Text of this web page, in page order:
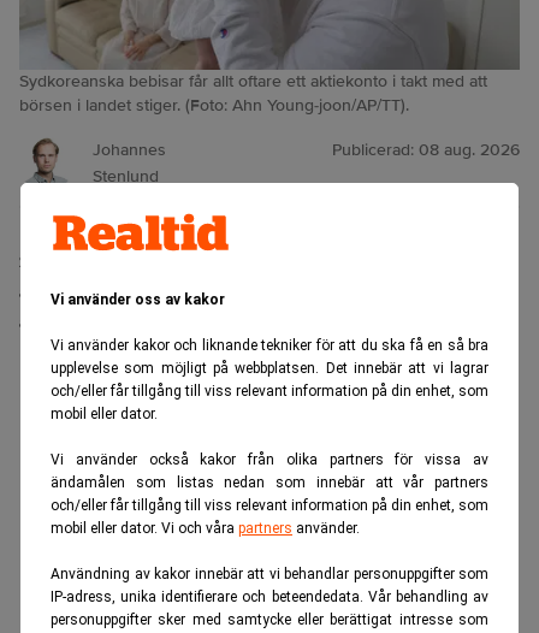
Vi använder oss av kakor
Vi använder kakor och liknande tekniker för att du ska få en så bra
upplevelse som möjligt på webbplatsen. Det innebär att vi lagrar
och/eller får tillgång till viss relevant information på din enhet, som
mobil eller dator.
Vi använder också kakor från olika partners för vissa av
ändamålen som listas nedan som innebär att vår partners
och/eller får tillgång till viss relevant information på din enhet, som
mobil eller dator. Vi och våra partners använder.
Användning av kakor innebär att vi behandlar personuppgifter som
IP-adress, unika identifierare och beteendedata. Vår behandling av
personuppgifter sker med samtycke eller berättigat intresse som
Sydkoreanska bebisar får allt oftare ett aktiekonto i takt med att
börsen i landet stiger. (Foto: Ahn Young-joon/AP/TT).
Johannes
Stenlund
Publicerad: 08 aug. 2026
Sydkoreaner tror på sin ekonomiska framtid. Det är
åtminstone slutsatsen som många bedömare drar av
att aktiekonton för nyfödda blir allt vanligare i landet.
ANNONS